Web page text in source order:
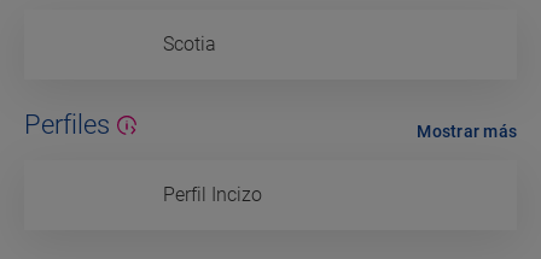
Scotia
Perfiles
Perfil Incizo
Mostrar más